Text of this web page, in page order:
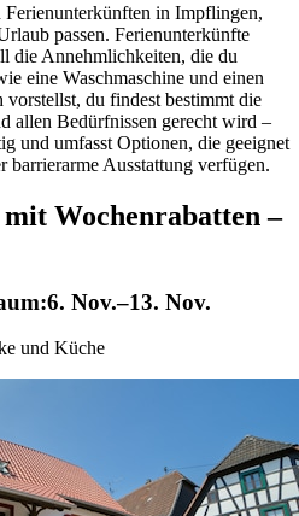
Ferienunterkünften in Impflingen,
passen. Ferienunterkünfte
die Annehmlichkeiten, die du
eine Waschmaschine und einen
vorstellst, du findest bestimmt die
allen Bedürfnissen gerecht wird –
und umfasst Optionen, die geeignet
barrierarme Ausstattung verfügen.
Wochenrabatten –
6. Nov.–13. Nov.